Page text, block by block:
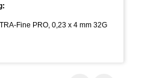
Fine PRO, 0,23 x 4 mm 32G